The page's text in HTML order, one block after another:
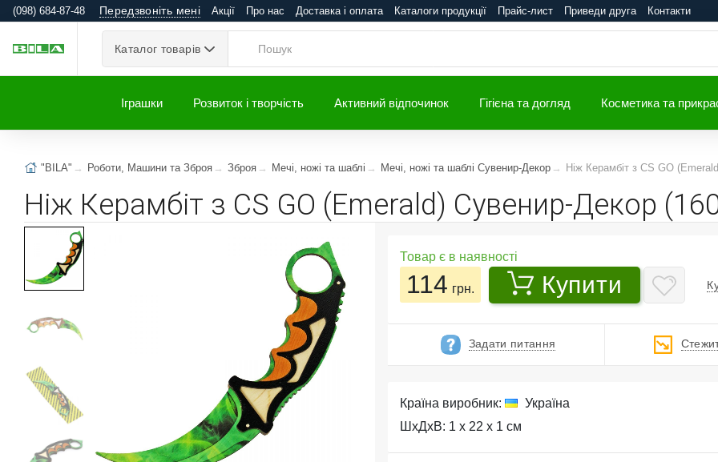
(098) 684-87-48 Передзвоніть мені Акції Про нас Доставка і оплата Каталоги продукції Прайс-лист Приведи друга Контакти
Каталог товарів
Іграшки Розвиток і творчість Активний відпочинок Гігієна та догляд Косметика та
"BILA" Роботи, Машини та Зброя Зброя Мечі, ножі та шаблі Мечі, ножі та шаблі Сувенир-Декор Ніж Керамбіт з CS GO
Ніж Керамбіт з CS GO (Emerald) Сувенир-Декор
Товар є в наявності
114 грн. Купити
Задати питання
Країна виробник:
Україна
ШхДхВ: 1 x 22 x 1 см